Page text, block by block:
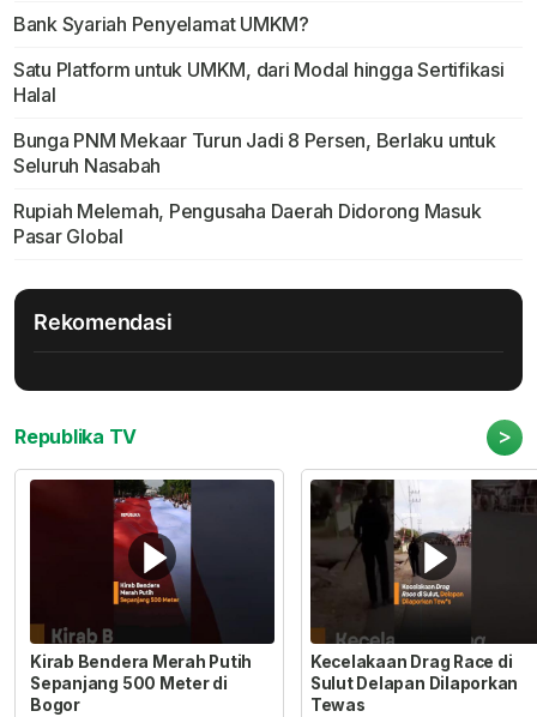
Bank Syariah Penyelamat UMKM?
Satu Platform untuk UMKM, dari Modal hingga Sertifikasi
Halal
Bunga PNM Mekaar Turun Jadi 8 Persen, Berlaku untuk
Seluruh Nasabah
Rupiah Melemah, Pengusaha Daerah Didorong Masuk
Pasar Global
Rekomendasi
Republika TV >
Kirab Bendera Merah Putih
Sepanjang 500 Meter di
Bogor
Kecelakaan Drag Race di
Sulut Delapan Dilaporkan
Tewas